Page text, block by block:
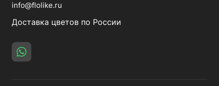
info@flolike.ru
Доставка цветов по России